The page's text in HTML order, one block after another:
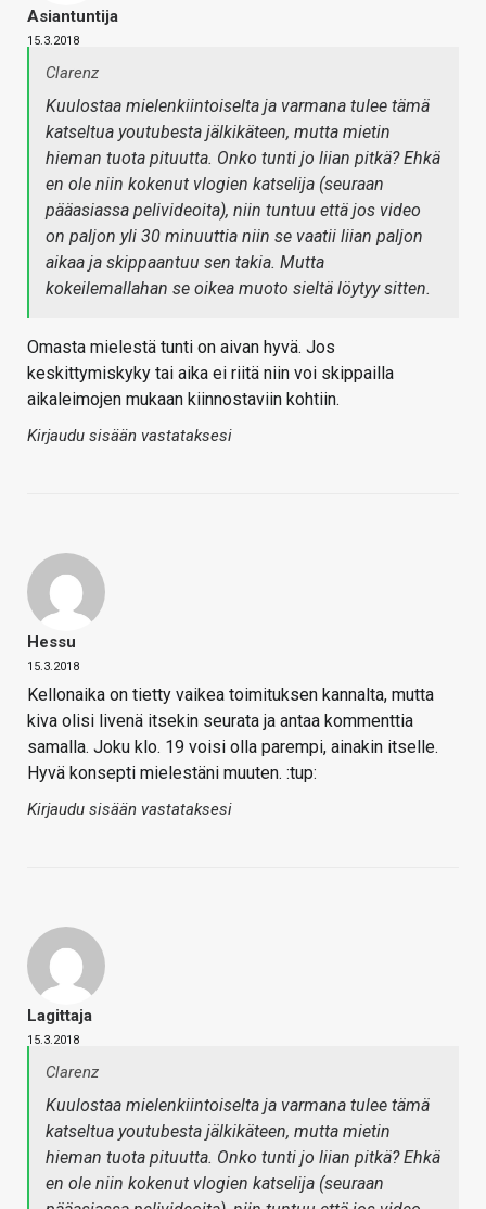
Asiantuntija
15.3.2018
Clarenz
Kuulostaa mielenkiintoiselta ja varmana tulee tämä
katseltua youtubesta jälkikäteen, mutta mietin
hieman tuota pituutta. Onko tunti jo liian pitkä? Ehkä
en ole niin kokenut vlogien katselija (seuraan
pääasiassa pelivideoita), niin tuntuu että jos video
on paljon yli 30 minuuttia niin se vaatii liian paljon
aikaa ja skippaantuu sen takia. Mutta
kokeilemallahan se oikea muoto sieltä löytyy sitten.
Omasta mielestä tunti on aivan hyvä. Jos
keskittymiskyky tai aika ei riitä niin voi skippailla
aikaleimojen mukaan kiinnostaviin kohtiin.
Kirjaudu sisään vastataksesi
Hessu
15.3.2018
Kellonaika on tietty vaikea toimituksen kannalta, mutta
kiva olisi livenä itsekin seurata ja antaa kommenttia
samalla. Joku klo. 19 voisi olla parempi, ainakin itselle.
Hyvä konsepti mielestäni muuten. :tup:
Kirjaudu sisään vastataksesi
Lagittaja
15.3.2018
Clarenz
Kuulostaa mielenkiintoiselta ja varmana tulee tämä
katseltua youtubesta jälkikäteen, mutta mietin
hieman tuota pituutta. Onko tunti jo liian pitkä? Ehkä
en ole niin kokenut vlogien katselija (seuraan